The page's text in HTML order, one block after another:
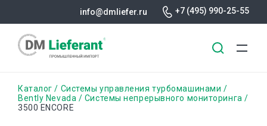
основному
info@dmliefer.ru +7 (495) 990-25-55
Строка
навигации
Каталог
Системы управления турбомашинами
Bently Nevada
Cистемы непрерывного мониторинга
3500 ENCORE